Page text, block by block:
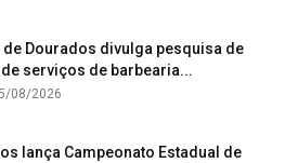
de Dourados divulga pesquisa de
serviços de barbearia...
08/2026
lança Campeonato Estadual de